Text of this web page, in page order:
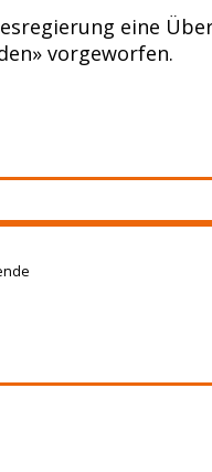
eine
vorgeworfen.